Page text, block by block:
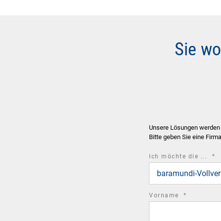
Sie
Unsere Lösungen
Bitte geben Sie eine
Ich möchte die ... *
baramundi-
Vorname *